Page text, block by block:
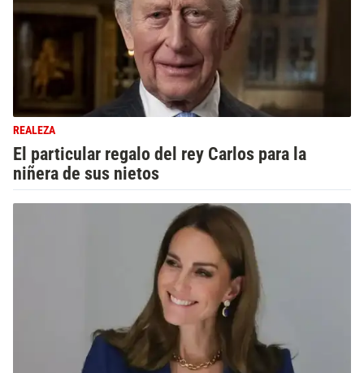
REALEZA
El particular regalo del rey Carlos para la
niñera de sus nietos